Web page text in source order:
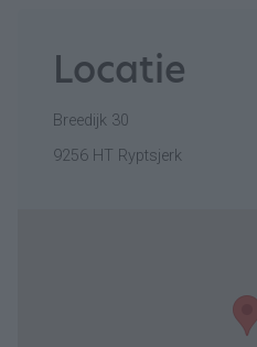
Locatie
Breedijk 30
9256 HT Ryptsjerk